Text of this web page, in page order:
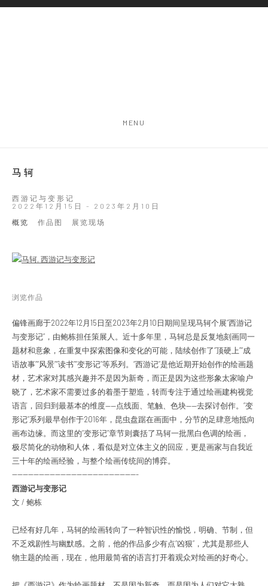
MENU
马轲
西游记与变形记
2022年12月15日 - 2023年2月10日
概览
作品图 展览现场
浏览作品
偏锋画廊于2022年12月15日至2023年2月10日期间呈现马轲个展“西游记
与变形记”，由鲍栋担任策展人。近十多年里，马轲总是反复地刻画同一
题材和意象，在重复中探索图像和变化的可能，陆续创作了“顶硬上”“成
语故事”“风景”“读书”“变形记”等系列。“西游记”是他近期开始创作的绘画题
材，艺术家对其感兴趣并不是因为新奇，而正是因为这些形象太家喻户
晓了，艺术家不需要过多的着墨于塑造，转而专注于通过绘画建构视觉
语言，回归到最基本的维度——点线面、笔触、色块——去探讨创作。“变
形记”系列最早创作于2016年，昆虫盘踞在画面中，分节的足肆意地抵向
画布边缘。而这里的“变形记”章节则囊括了马轲一批黑白色调的绘画，
极尽简化的动物和人体，看似是对立体主义的回应，更是画家与自我近
三十年的绘画经验，与整个绘画传统间的博弈。
-----------------------------------------------
西游记与变形记
文 / 鲍栋
已经有好几年，马轲的绘画转向了一种智识性的愉悦，明确、节制，但
不乏戏剧性与幽默感。之前，他的作品多少有点“凶狠”，尤其是那些人
物主题的绘画，现在，他用最简省的语言打开着观众对绘画的好奇心。